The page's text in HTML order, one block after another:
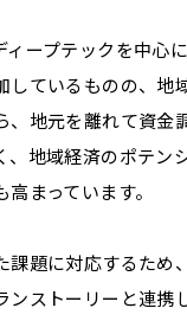
ィープテックを中心
しているものの、地
、地元を離れて資金
、地域経済のポテン
まっています。
課題に対応するため
ンストーリーと連携